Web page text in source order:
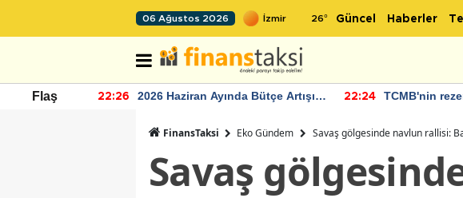
06 Ağustos 2026 26° Güncel Haberler
Flaş 22:26
2026 Haziran Ayında Bütçe Artışı
22:24
TCMB'nin
FinansTaksi Eko Gündem Savaş gölgesinde navlun rallisi:
Savaş